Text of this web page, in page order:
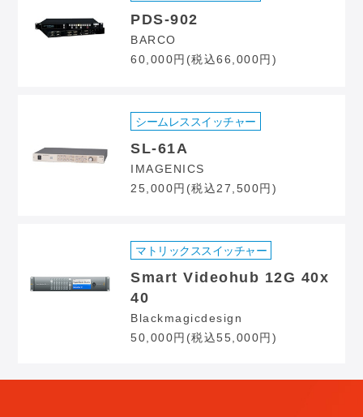
PDS-902
BARCO
60,000円(税込66,000円)
シームレススイッチャー
SL-61A
IMAGENICS
25,000円(税込27,500円)
マトリックススイッチャー
Smart Videohub 12G 40x
40
Blackmagicdesign
50,000円(税込55,000円)